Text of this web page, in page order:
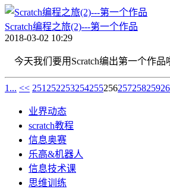
Scratch编程之旅(2)---第一个作品
2018-03-02 10:29
今天我们要用Scratch编出第一个作
1... << 251252253254255256257258259
业界动态
scratch教程
信息奥赛
乐高&机器人
信息技术课
思维训练